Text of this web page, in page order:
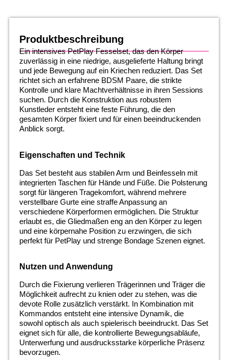
Produktbeschreibung
Ein intensives PetPlay Fesselset, das den Körper
zuverlässig in eine niedrige, ausgelieferte Haltung bringt
und jede Bewegung auf ein Kriechen reduziert. Das Set
richtet sich an erfahrene BDSM Paare, die strikte
Kontrolle und klare Machtverhältnisse in ihren Sessions
suchen. Durch die Konstruktion aus robustem
Kunstleder entsteht eine feste Führung, die den
gesamten Körper fixiert und für einen beeindruckenden
Anblick sorgt.
Eigenschaften und Technik
Das Set besteht aus stabilen Arm und Beinfesseln mit
integrierten Taschen für Hände und Füße. Die Polsterung
sorgt für längeren Tragekomfort, während mehrere
verstellbare Gurte eine straffe Anpassung an
verschiedene Körperformen ermöglichen. Die Struktur
erlaubt es, die Gliedmaßen eng an den Körper zu legen
und eine körpernahe Position zu erzwingen, die sich
perfekt für PetPlay und strenge Bondage Szenen eignet.
Nutzen und Anwendung
Durch die Fixierung verlieren Trägerinnen und Träger die
Möglichkeit aufrecht zu knien oder zu stehen, was die
devote Rolle zusätzlich verstärkt. In Kombination mit
Kommandos entsteht eine intensive Dynamik, die
sowohl optisch als auch spielerisch beeindruckt. Das Set
eignet sich für alle, die kontrollierte Bewegungsabläufe,
Unterwerfung und ausdrucksstarke körperliche Präsenz
bevorzugen.